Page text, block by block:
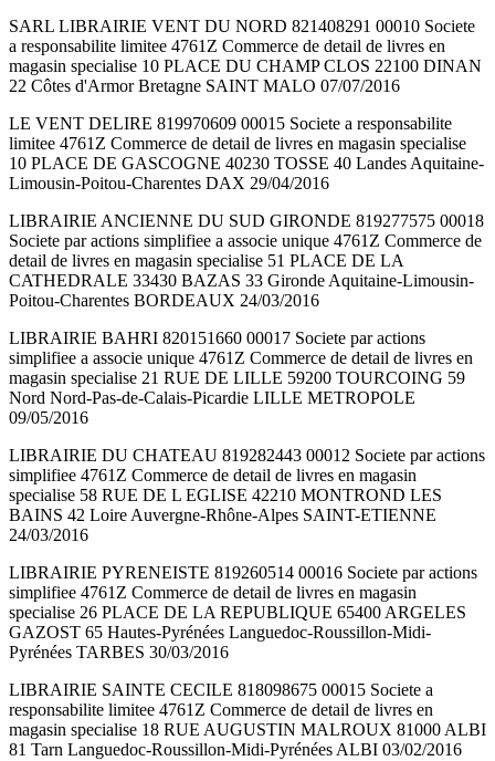
SARL LIBRAIRIE VENT DU NORD 821408291 00010 Societe
a responsabilite limitee 4761Z Commerce de detail de livres en
magasin specialise 10 PLACE DU CHAMP CLOS 22100 DINAN
22 Côtes d'Armor Bretagne SAINT MALO 07/07/2016
LE VENT DELIRE 819970609 00015 Societe a responsabilite
limitee 4761Z Commerce de detail de livres en magasin specialise
10 PLACE DE GASCOGNE 40230 TOSSE 40 Landes Aquitaine-
Limousin-Poitou-Charentes DAX 29/04/2016
LIBRAIRIE ANCIENNE DU SUD GIRONDE 819277575 00018
Societe par actions simplifiee a associe unique 4761Z Commerce de
detail de livres en magasin specialise 51 PLACE DE LA
CATHEDRALE 33430 BAZAS 33 Gironde Aquitaine-Limousin-
Poitou-Charentes BORDEAUX 24/03/2016
LIBRAIRIE BAHRI 820151660 00017 Societe par actions
simplifiee a associe unique 4761Z Commerce de detail de livres en
magasin specialise 21 RUE DE LILLE 59200 TOURCOING 59
Nord Nord-Pas-de-Calais-Picardie LILLE METROPOLE
09/05/2016
LIBRAIRIE DU CHATEAU 819282443 00012 Societe par actions
simplifiee 4761Z Commerce de detail de livres en magasin
specialise 58 RUE DE L EGLISE 42210 MONTROND LES
BAINS 42 Loire Auvergne-Rhône-Alpes SAINT-ETIENNE
24/03/2016
LIBRAIRIE PYRENEISTE 819260514 00016 Societe par actions
simplifiee 4761Z Commerce de detail de livres en magasin
specialise 26 PLACE DE LA REPUBLIQUE 65400 ARGELES
GAZOST 65 Hautes-Pyrénées Languedoc-Roussillon-Midi-
Pyrénées TARBES 30/03/2016
LIBRAIRIE SAINTE CECILE 818098675 00015 Societe a
responsabilite limitee 4761Z Commerce de detail de livres en
magasin specialise 18 RUE AUGUSTIN MALROUX 81000 ALBI
81 Tarn Languedoc-Roussillon-Midi-Pyrénées ALBI 03/02/2016